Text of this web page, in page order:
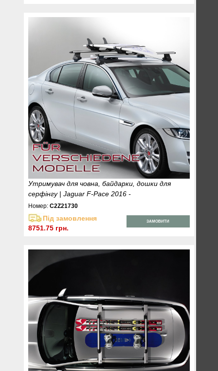
Утримувач для човна, байдарки, дошки для
серфінгу | Jaguar F-Pace 2016 -
Номер:C2Z21730
Під замовлення
8751.75 грн.
ЗАМОВИТИ